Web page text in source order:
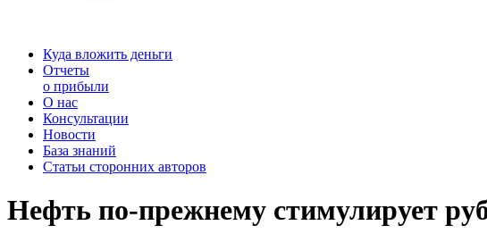
Куда вложить деньги
Отчеты
о прибыли
О нас
Консультации
Новости
База знаний
Статьи сторонних авторов
Нефть по-прежнему стимулирует